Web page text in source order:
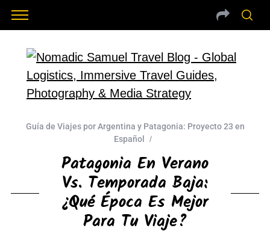
Guía de Viajes por Argentina y Patagonia: Proyecto 23 en
Español
Patagonia En Verano
Vs. Temporada Baja:
¿Qué Época Es Mejor
Para Tu Viaje?